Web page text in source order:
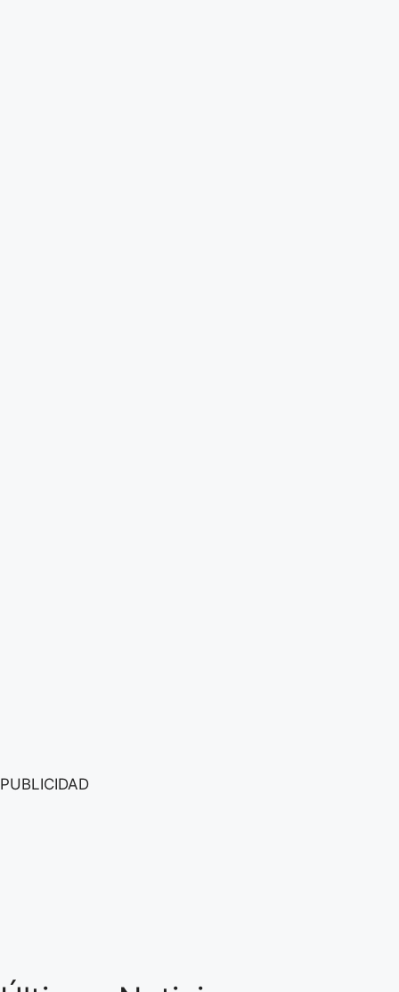
PUBLICIDAD